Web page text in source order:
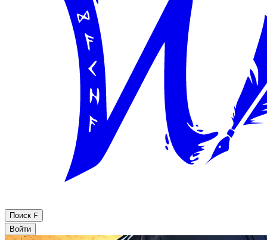
Поиск F
Войти